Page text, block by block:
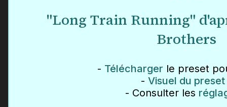
"Long Train Running"
Brothers
- Télécharger le preset
- Visuel du preset
- Consulter les